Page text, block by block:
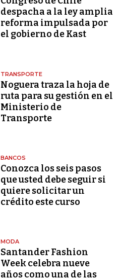
despacha a la ley amplia
reforma impulsada por
el gobierno de Kast
TRANSPORTE
Noguera traza la hoja de
ruta para su gestión en el
Ministerio de
Transporte
BANCOS
Conozca los seis pasos
que usted debe seguir si
quiere solicitar un
crédito este curso
MODA
Santander Fashion
Week celebra nueve
años como una de las